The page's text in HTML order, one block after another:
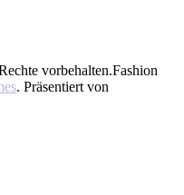
vorbehalten.Fashion
. Präsentiert von